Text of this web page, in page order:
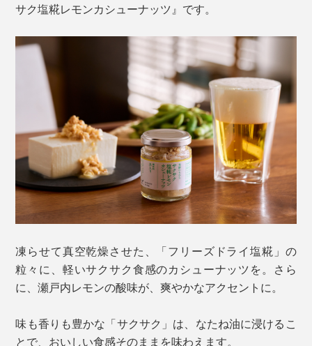
サク塩糀レモンカシューナッツ』です。
凍らせて真空乾燥させた、「フリーズドライ塩糀」の
粒々に、軽いサクサク食感のカシューナッツを。さら
に、瀬戸内レモンの酸味が、爽やかなアクセントに。
味も香りも豊かな「サクサク」は、なたね油に浸けるこ
とで、おいしい食感そのままを味わえます。